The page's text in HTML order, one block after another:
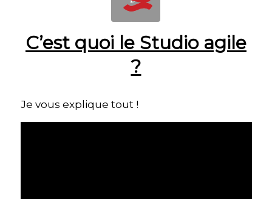
C’est quoi le Studio agile
?
Je vous explique tout !